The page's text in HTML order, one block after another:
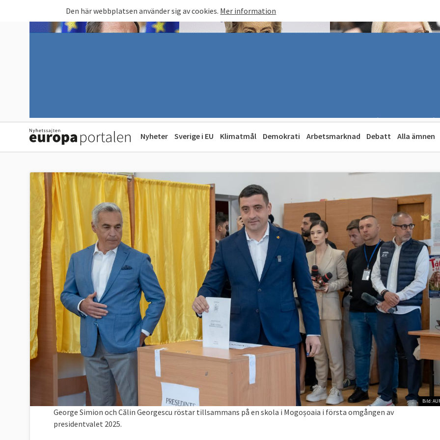
Den här webbplatsen använder sig av cookies. Mer information
Nyheter Sverige i EU Klimatmål Demokrati Arbetsmarknad Debatt Alla ämnen
Bild:
George Simion och Călin Georgescu röstar tillsammans på en skola i Mogoșoaia i första omgången av
presidentvalet 2025.